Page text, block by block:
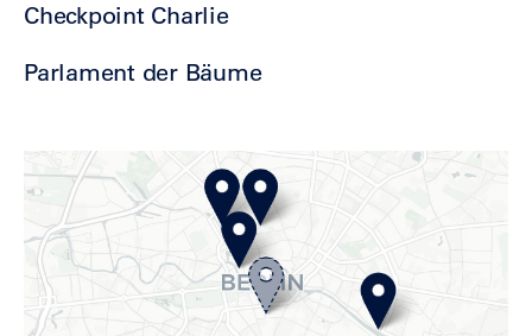
Checkpoint Charlie
Parlament der Bäume